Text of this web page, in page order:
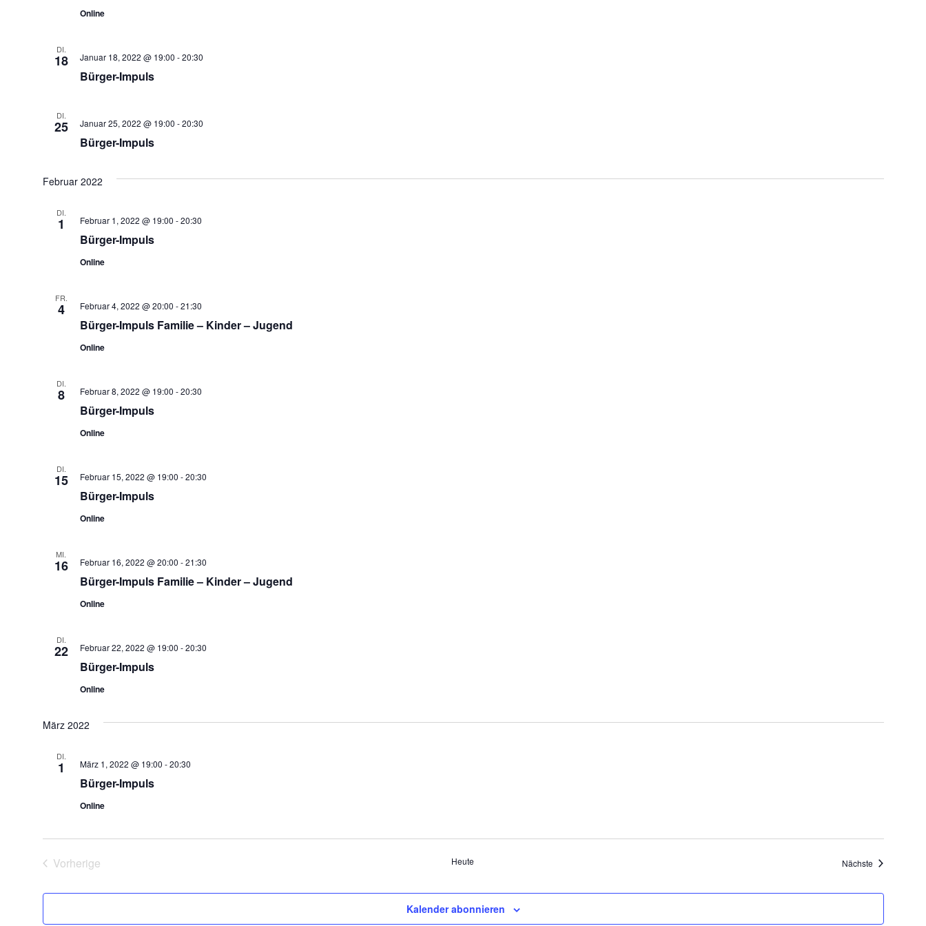
Online
DI.
18
Bürger-Impuls
Januar 18, 2022 @ 19:00 -20:30
DI.
25
Bürger-Impuls
Januar 25, 2022 @ 19:00 -20:30
Februar 2022
DI.
1
Bürger-Impuls
Februar 1, 2022 @ 19:00 -20:30
Online
FR.
4
Bürger-Impuls Familie – Kinder – Jugend
Februar 4, 2022 @ 20:00 -21:30
Online
DI.
8
Bürger-Impuls
Februar 8, 2022 @ 19:00 -20:30
Online
DI.
15
Bürger-Impuls
Februar 15, 2022 @ 19:00 -20:30
Online
MI.
16
Bürger-Impuls Familie – Kinder – Jugend
Februar 16, 2022 @ 20:00 -21:30
Online
DI.
22
Bürger-Impuls
Februar 22, 2022 @ 19:00 -20:30
Online
März 2022
DI.
1
Bürger-Impuls
März 1, 2022 @ 19:00 -20:30
Online
VorherigeVeranstaltungen Heute Nächste
Kalender abonnieren